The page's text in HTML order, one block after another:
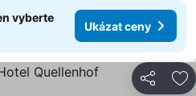
vyberte
Ukázat ceny
Sdílet